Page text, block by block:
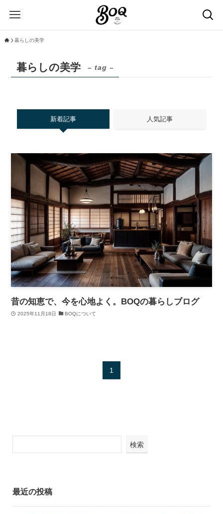
暮らしの美学
暮らしの美学 – tag –
新着記事 人気記事
昔の知恵で、今を心地よく。BOQの暮らしブログ
2025年11月18日 BOQについて
1
検索
最近の投稿